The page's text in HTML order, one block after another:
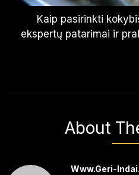
Kaip pasirinkti
ekspertų patarimai ir
About
Www.geri-